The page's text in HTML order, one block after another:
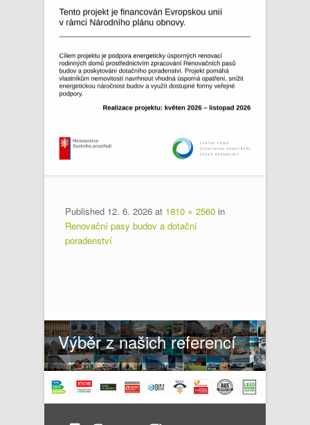
Published 12. 6. 2026 at 1810 × 2560 in
Renovační pasy budov a dotační
poradenství
Výběr z našich referencí